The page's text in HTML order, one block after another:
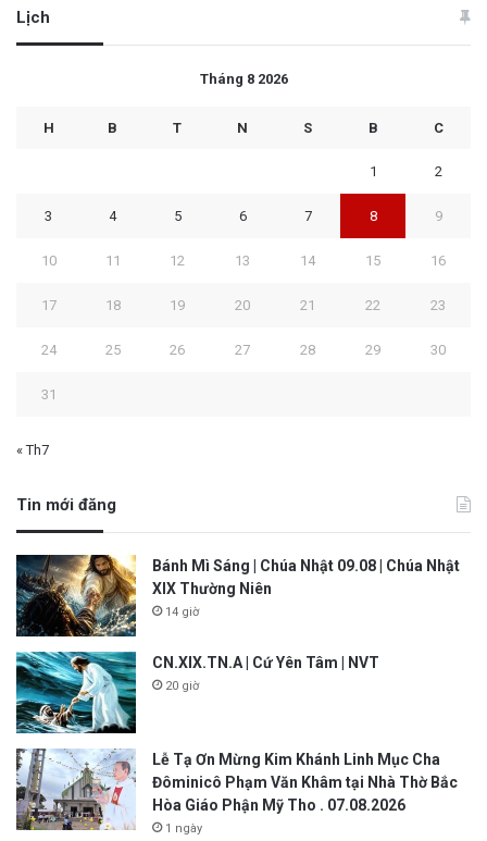
Lịch
Tháng 8 2026
H B T N S B C
1 2
3 4 5 6 7 8 9
10 11 12 13 14 15 16
17 18 19 20 21 22 23
24 25 26 27 28 29 30
31
« Th7
Tin mới đăng
Bánh Mì Sáng | Chúa Nhật 09.08 | Chúa Nhật
XIX Thường Niên
14 giờ
CN.XIX.TN.A | Cứ Yên Tâm | NVT
20 giờ
Lễ Tạ Ơn Mừng Kim Khánh Linh Mục Cha
Đôminicô Phạm Văn Khâm tại Nhà Thờ Bắc
Hòa Giáo Phận Mỹ Tho . 07.08.2026
1 ngày